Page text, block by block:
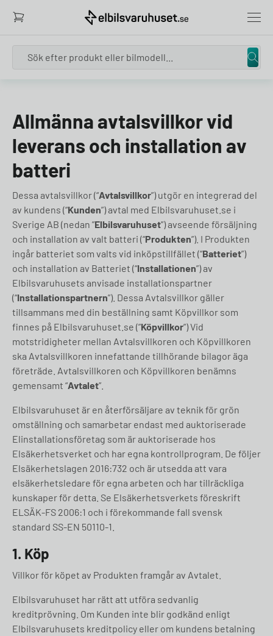
Allmänna avtalsvillkor vid
leverans och installation av
batteri
Dessa avtalsvillkor (“Avtalsvillkor”) utgör en integrerad del
av kundens (“Kunden”) avtal med Elbilsvaruhuset.se i
Sverige AB (nedan ”Elbilsvaruhuset”) avseende försäljning
och installation av valt batteri (“Produkten”). I Produkten
ingår batteriet som valts vid inköpstillfället (“Batteriet”)
och installation av Batteriet (“Installationen”) av
Elbilsvaruhusets anvisade installationspartner
(“Installationspartnern”). Dessa Avtalsvillkor gäller
tillsammans med din beställning samt Köpvillkor som
finnes på Elbilsvaruhuset.se (”Köpvillkor”) Vid
motstridigheter mellan Avtalsvillkoren och Köpvillkoren
ska Avtalsvillkoren innefattande tillhörande bilagor äga
företräde. Avtalsvillkoren och Köpvillkoren benämns
gemensamt “Avtalet”.
Elbilsvaruhuset är en återförsäljare av teknik för grön
omställning och samarbetar endast med auktoriserade
Elinstallationsföretag som är auktoriserade hos
Elsäkerhetsverket och har egna kontrollprogram. De följer
Elsäkerhetslagen 2016:732 och är utsedda att vara
elsäkerhetsledare för egna arbeten och har tillräckliga
kunskaper för detta. Se Elsäkerhetsverkets föreskrift
ELSÄK-FS 2006:1 och i förekommande fall svensk
standard SS-EN 50110-1.
1. Köp
Villkor för köpet av Produkten framgår av Avtalet.
Elbilsvaruhuset har rätt att utföra sedvanlig
kreditprövning. Om Kunden inte blir godkänd enligt
Elbilsvaruhusets kreditpolicy eller om kundens betalning